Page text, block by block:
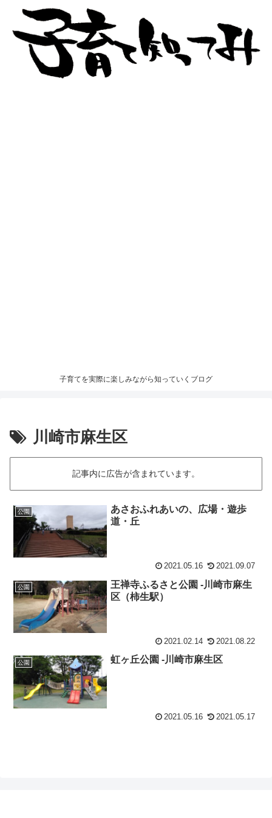
子育てを実際に楽しみながら知っていくブログ
川崎市麻生区
記事内に広告が含まれています。
公園
あさおふれあいの、広場・遊歩
道・丘
2021.05.16 2021.09.07
公園
王禅寺ふるさと公園 -川崎市麻生
区（柿生駅）
2021.02.14 2021.08.22
公園 虹ヶ丘公園 -川崎市麻生区
2021.05.16 2021.05.17